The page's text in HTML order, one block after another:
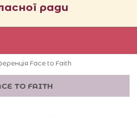
ради
Face to Faith
TO FAITH